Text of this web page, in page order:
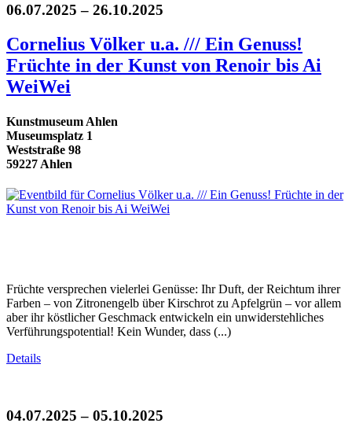
06.07.2025 – 26.10.2025
Cornelius Völker u.a. /// Ein Genuss!
Früchte in der Kunst von Renoir bis Ai
WeiWei
Kunstmuseum Ahlen
Museumsplatz 1
Weststraße 98
59227 Ahlen
Früchte versprechen vielerlei Genüsse: Ihr Duft, der Reichtum ihrer
Farben – von Zitronengelb über Kirschrot zu Apfelgrün – vor allem
aber ihr köstlicher Geschmack entwickeln ein unwiderstehliches
Verführungspotential! Kein Wunder, dass (...)
Details
04.07.2025 – 05.10.2025